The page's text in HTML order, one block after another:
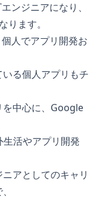
ンジニアになり、
ります。
人でアプリ開発お
る個人アプリもチ
を中心に、Google
活やアプリ開発
アとしてのキャリ